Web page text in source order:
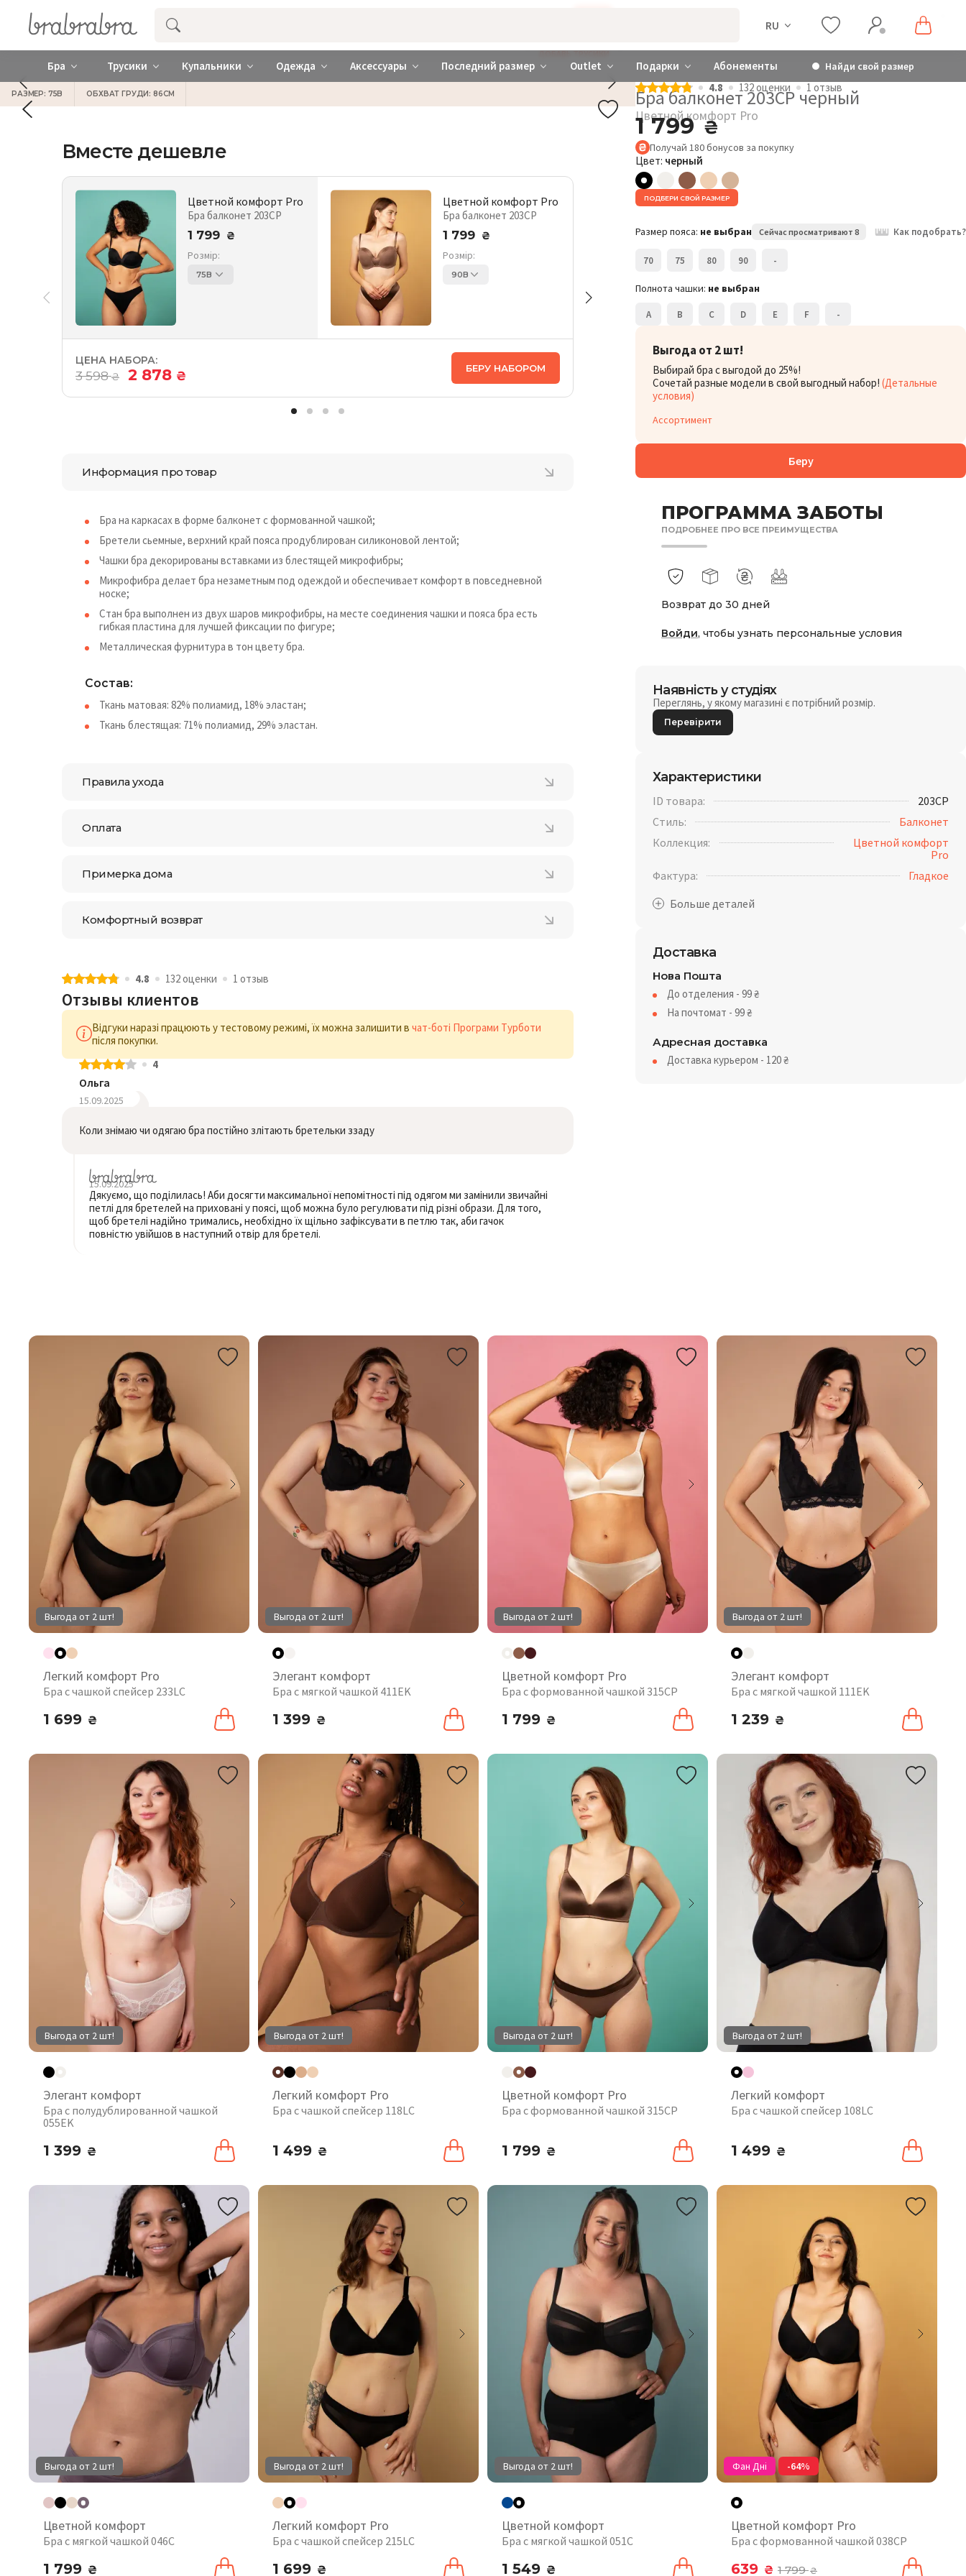
Купить нижнее женское белье ❤️ brabrabra ❤️ Киев и Украина RU
Бра Трусики Купальники Одежда Аксессуары Последний размер Outlet Подарки Абонементы Найди свой размер
ДОБАВЬ ТРУСИКИ
РАЗМЕР: 75B ОБХВАТ ГРУДИ: 86СМ 4.8 132 оценки 1 отзыв
Бра балконет 203CP черный
Цветной комфорт Pro
1 799₴
Получай 180бонусов за покупку
Цвет: черный
ПОДБЕРИ СВОЙ РАЗМЕР
Размер пояса: не выбран Сейчас просматривают 8 Как подобрать?
70 75 80 90 -
Полнота чашки: не выбран
A B C D E F -
Выгода от 2 шт!
Выбирай бра с выгодой до 25%!
Сочетай разные модели в свой выгодный набор! (Детальные
условия)
Ассортимент
Беру
ПРОГРАММА ЗАБОТЫ
ПОДРОБНЕЕ ПРО ВСЕ ПРЕИМУЩЕСТВА
Возврат до 30 дней
Войди, чтобы узнать персональные условия
Наявність у студіях
Переглянь, у якому магазині є потрібний розмір.
Перевірити
Характеристики
ID товара:
203CP
Стиль:
Балконет
Коллекция:
Цветной комфорт
Pro
Фактура:
Гладкое
Доставка
Нова Пошта
До отделения - 99₴
На почтомат - 99₴
Адресная доставка
Доставка курьером - 120₴
Вместе дешевле
Цветной комфорт Pro
Бра балконет 203CP
1 799 ₴
Розмір:
75B
Цветной комфорт Pro
Бра балконет 203CP
1 799 ₴
Розмір:
90B
ЦЕНА НАБОРА:
3 598₴ 2 878 ₴
БЕРУ НАБОРОМ
Цветной комфорт Pro
1 799 ₴
Розмір:
2 878₴
Информация про товар
Бра на каркасах в форме балконет с формованной чашкой;
Бретели сьемные, верхний край пояса продублирован силиконовой лентой;
Чашки бра декорированы вставками из блестящей микрофибры;
Микрофибра делает бра незаметным под одеждой и обеспечивает комфорт в повседневной
носке;
Стан бра выполнен из двух шаров микрофибры, на месте соединения чашки и пояса бра есть
гибкая пластина для лучшей фиксации по фигуре;
Металлическая фурнитура в тон цвету бра.
Состав:
Ткань матовая: 82% полиамид, 18% эластан;
Ткань блестящая: 71% полиамид, 29% эластан.
Правила ухода
Оплата
Примерка дома
Комфортный возврат
4.8 132 оценки 1 отзыв
Отзывы клиентов
Відгуки наразі працюють у тестовому режимі, їх можна залишити в чат-боті Програми Турботи
після покупки.
4
Ольга
15.09.2025
Коли знімаю чи одягаю бра постійно злітають бретельки ззаду
15.09.2025
Дякуємо, що поділилась! Аби досягти максимальної непомітності під одягом ми замінили звичайні
петлі для бретелей на приховані у поясі, щоб можна було регулювати під різні образи. Для того,
щоб бретелі надійно тримались, необхідно їх щільно зафіксувати в петлю так, аби гачок
повністю увійшов в наступний отвір для бретелі.
Выгода от 2 шт!
Легкий комфорт Pro
Бра с чашкой спейсер 233LC
1 699 ₴
Выгода от 2 шт!
Элегант комфорт
Бра с мягкой чашкой 411EK
1 399 ₴
Выгода от 2 шт!
Цветной комфорт Pro
Бра с формованной чашкой 315CP
1 799 ₴
Выгода от 2 шт!
Элегант комфорт
Бра с мягкой чашкой 111EK
1 239 ₴
Выгода от 2 шт!
Элегант комфорт
Бра с полудублированной чашкой
055EK
1 399 ₴
Выгода от 2 шт!
Легкий комфорт Pro
Бра с чашкой спейсер 118LC
1 499 ₴
Выгода от 2 шт!
Цветной комфорт Pro
Бра с формованной чашкой 315CP
1 799 ₴
Выгода от 2 шт!
Легкий комфорт
Бра с чашкой спейсер 108LC
1 499 ₴
Выгода от 2 шт!
Цветной комфорт
Бра с мягкой чашкой 046C
1 799 ₴
Выгода от 2 шт!
Легкий комфорт Pro
Бра с чашкой спейсер 215LC
1 699 ₴
Выгода от 2 шт!
Цветной комфорт
Бра с мягкой чашкой 051C
1 549 ₴
Фан Дні -64%
Цветной комфорт Pro
Бра с формованной чашкой 038CP
639 ₴ 1 799₴